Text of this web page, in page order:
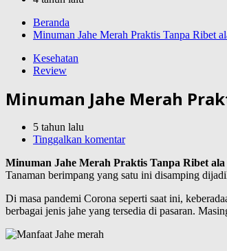
Beranda
Minuman Jahe Merah Praktis Tanpa Ribet
Kesehatan
Review
Minuman Jahe Merah
5 tahun lalu
Tinggalkan komentar
Minuman Jahe Merah Praktis Tanpa Ribet
Tanaman berimpang yang satu ini disamping
Di masa pandemi Corona seperti saat ini,
berbagai jenis jahe yang tersedia di pasaran.